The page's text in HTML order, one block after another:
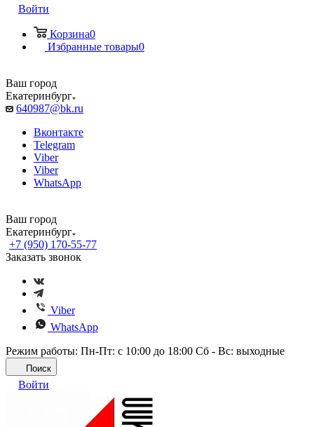
Войти
Корзина0
Избранные товары0
Ваш город
Екатеринбург
640987@bk.ru
Вконтакте
Telegram
Viber
Viber
WhatsApp
Ваш город
Екатеринбург
+7 (950) 170-55-77
Заказать звонок
Viber
WhatsApp
Режим работы: Пн-Пт: с 10:00 до 18:00 Сб - Вс: выходные
Поиск
Войти